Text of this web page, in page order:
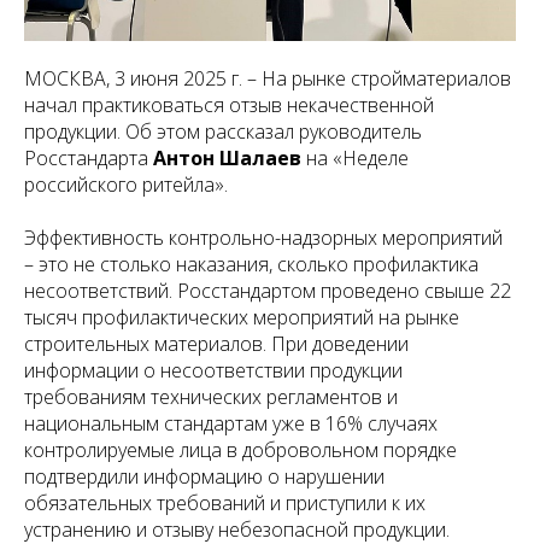
МОСКВА, 3 июня 2025 г. – На рынке стройматериалов
начал практиковаться отзыв некачественной
продукции. Об этом рассказал руководитель
Росстандарта Антон Шалаев на «Неделе
российского ритейла».
Эффективность контрольно-надзорных мероприятий
– это не столько наказания, сколько профилактика
несоответствий. Росстандартом проведено свыше 22
тысяч профилактических мероприятий на рынке
строительных материалов. При доведении
информации о несоответствии продукции
требованиям технических регламентов и
национальным стандартам уже в 16% случаях
контролируемые лица в добровольном порядке
подтвердили информацию о нарушении
обязательных требований и приступили к их
устранению и отзыву небезопасной продукции.